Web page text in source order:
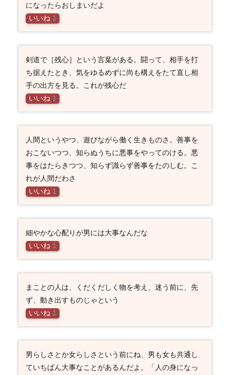
になったらおしまいだよ
いいね 1
剣道で［残心］という言葉がある。闘って、相手を打
ち据えたとき、気をゆるめずに尚も構えをたて直し相
手の出方を見る。これが残心だ
いいね 1
人間というやつ、遊びながら働く生きものさ。善事を
おこないつつ、知らぬうちに悪事をやってのける。悪
事をはたらきつつ、知らず識らず善事をたのしむ。こ
れが人間だわさ
いいね 1
細やかな心配りが男には大事なんだな
いいね 1
まことの人は、くだくだしく物を考え、迷う前に、先
ず、動き出すものじゃという
いいね 1
男らしさとか女らしさという前にね、男も女も共通し
ていちばん大事なことがあるんだよ。「人の身になっ